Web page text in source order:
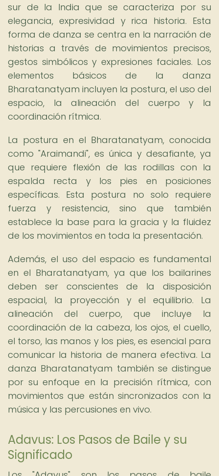
sur de la India que se caracteriza por su
elegancia, expresividad y rica historia. Esta
forma de danza se centra en la narración de
historias a través de movimientos precisos,
gestos simbólicos y expresiones faciales. Los
elementos básicos de la danza
Bharatanatyam incluyen la postura, el uso del
espacio, la alineación del cuerpo y la
coordinación rítmica.
La postura en el Bharatanatyam, conocida
como "Araimandi", es única y desafiante, ya
que requiere flexión de las rodillas con la
espalda recta y los pies en posiciones
específicas. Esta postura no solo requiere
fuerza y resistencia, sino que también
establece la base para la gracia y la fluidez
de los movimientos en toda la presentación.
Además, el uso del espacio es fundamental
en el Bharatanatyam, ya que los bailarines
deben ser conscientes de la disposición
espacial, la proyección y el equilibrio. La
alineación del cuerpo, que incluye la
coordinación de la cabeza, los ojos, el cuello,
el torso, las manos y los pies, es esencial para
comunicar la historia de manera efectiva. La
danza Bharatanatyam también se distingue
por su enfoque en la precisión rítmica, con
movimientos que están sincronizados con la
música y las percusiones en vivo.
Adavus: Los Pasos de Baile y su
Significado